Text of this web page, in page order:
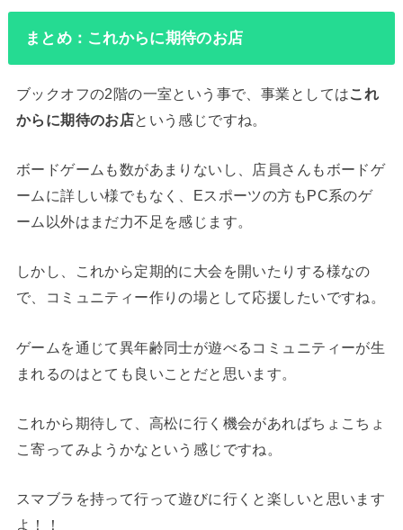
まとめ：これからに期待のお店
ブックオフの2階の一室という事で、事業としてはこれ
からに期待のお店という感じですね。
ボードゲームも数があまりないし、店員さんもボードゲ
ームに詳しい様でもなく、Eスポーツの方もPC系のゲ
ーム以外はまだ力不足を感じます。
しかし、これから定期的に大会を開いたりする様なの
で、コミュニティー作りの場として応援したいですね。
ゲームを通じて異年齢同士が遊べるコミュニティーが生
まれるのはとても良いことだと思います。
これから期待して、高松に行く機会があればちょこちょ
こ寄ってみようかなという感じですね。
スマブラを持って行って遊びに行くと楽しいと思います
よ！！